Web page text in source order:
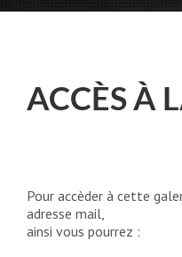
ACCÈS À
Pour accèder à cette
adresse mail,
ainsi vous pourrez :